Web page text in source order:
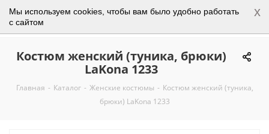
Мы используем cookies, чтобы вам было удобно работать
с сайтом
x
0
Костюм женский (туника, брюки)
LaKona 1233
Главная - Каталог - Женские костюмы - Костюм женский (туника,
брюки) LaKona 1233